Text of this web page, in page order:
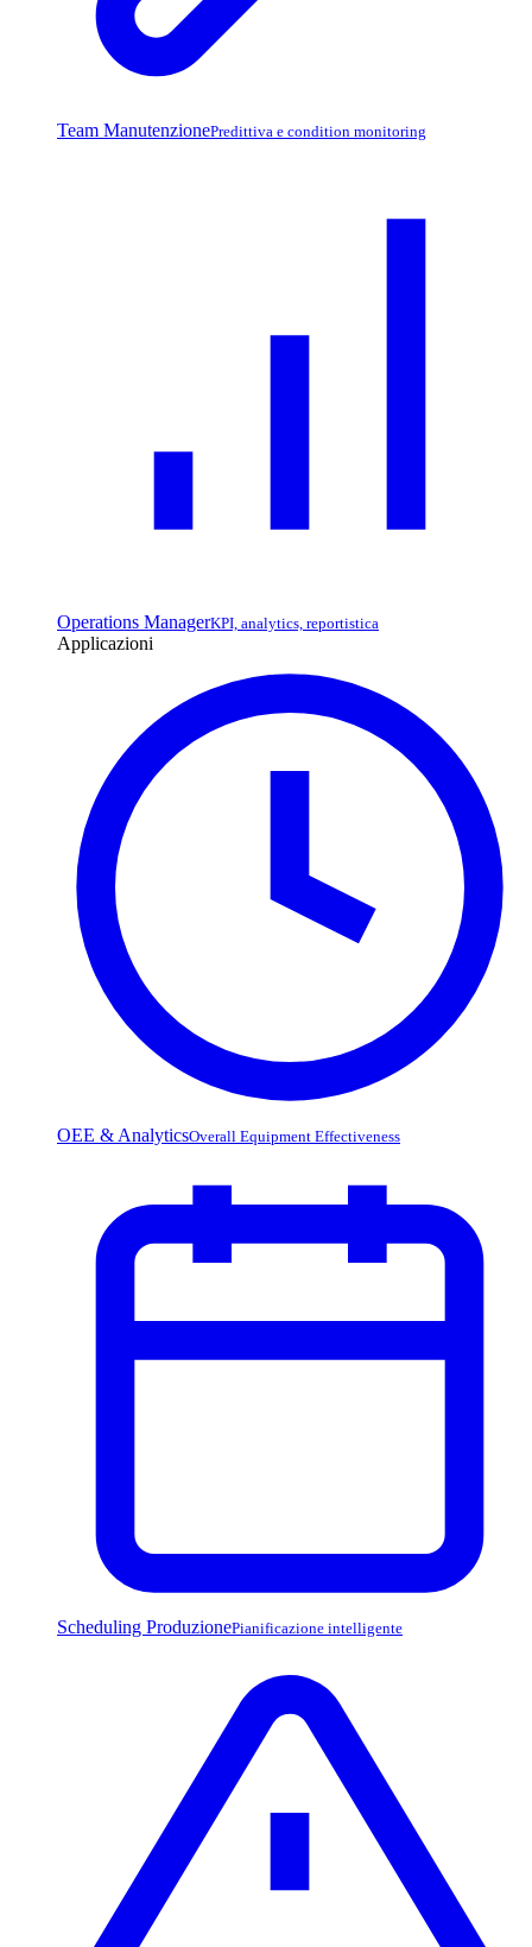
Team ManutenzionePredittiva e condition monitoring
Operations ManagerKPI, analytics, reportistica
Applicazioni
OEE & AnalyticsOverall Equipment Effectiveness
Scheduling ProduzionePianificazione intelligente